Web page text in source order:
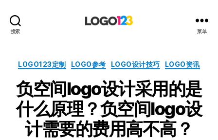
搜索
设
计
博
客
菜单
分
LOGO123定制 LOGO参考 LOGO设计技巧 LOGO资讯
负空间logo设计采用的是
什么原理？负空间logo设
计需要的费用高不高？